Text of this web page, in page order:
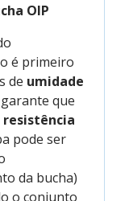
OIP
é primeiro
de umidade
que
resistência
pode ser
da bucha)
o conjunto